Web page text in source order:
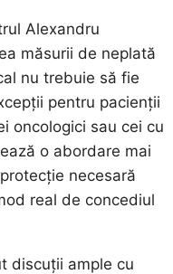
Alexandru
măsurii de neplată
nu trebuie să fie
pentru pacienții
oncologici sau cei cu
o abordare mai
necesară
real de concediul
discuții ample cu